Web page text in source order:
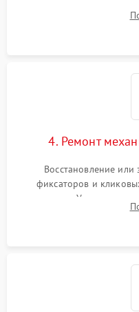
покрытия или появления
спецрастворами.
4. Ремонт
Восстановление
фиксаторов и
поправок. Устранение
поврежденных линз,